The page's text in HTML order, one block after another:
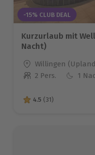
-15% CLUB DEAL
Kurzurlaub mit
Nacht)
Standort
Willingen
Anzahl der
2 Pers. 1
4.5 von 5 Sternen
4.5 (31)